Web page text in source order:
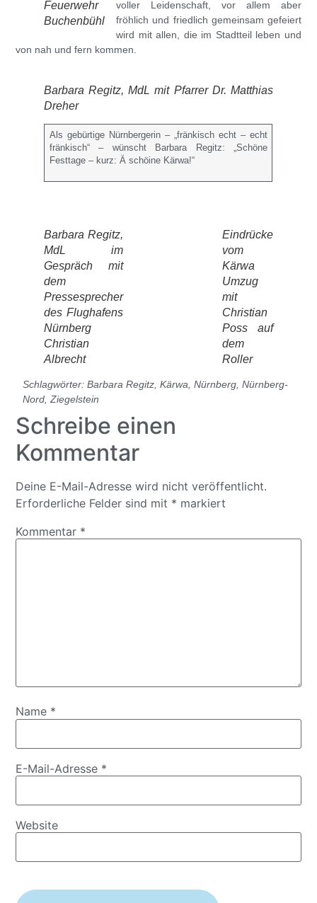
Feuerwehr
Buchenbühl
voller Leidenschaft, vor allem aber
fröhlich und friedlich gemeinsam gefeiert
wird mit allen, die im Stadtteil leben und
von nah und fern kommen.
Barbara Regitz, MdL mit Pfarrer Dr. Matthias
Dreher
Als gebürtige Nürnbergerin – „fränkisch echt – echt
fränkisch“ – wünscht Barbara Regitz: „Schöne
Festtage – kurz: Ä schöine Kärwa!“
Barbara Regitz,
MdL im
Gespräch mit
dem
Pressesprecher
des Flughafens
Nürnberg
Christian
Albrecht
Eindrücke
vom
Kärwa
Umzug
mit
Christian
Poss auf
dem
Roller
Schlagwörter:Barbara Regitz ,Kärwa ,Nürnberg ,Nürnberg-
Nord ,Ziegelstein
Schreibe einen
Kommentar
Deine E-Mail-Adresse wird nicht veröffentlicht.
Erforderliche Felder sind mit * markiert
Kommentar *
Name *
E-Mail-Adresse *
Website